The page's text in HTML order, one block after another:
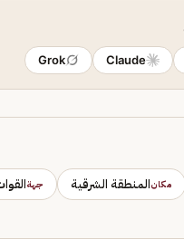
Claude
Grok
مكانالمنطقة الشرقية جهة